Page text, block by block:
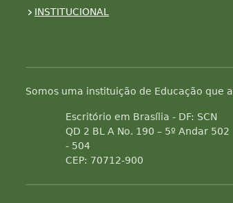
INSTITUCIONAL
Somos uma instituição de Educação que
Escritório em Brasília - DF: SCN
QD 2 BL A No. 190 – 5º Andar 502
- 504
CEP: 70712-900